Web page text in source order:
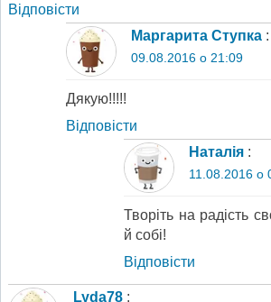
Відповіcти
Маргарита Ступка :
09.08.2016 о 21:09
Дякую!!!!!
Відповіcти
Наталія :
11.08.2016 о
Творіть на радість
й собі!
Відповіcти
Lyda78 :